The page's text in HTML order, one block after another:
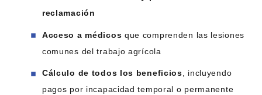
reclamación
Acceso a médicos que comprenden las lesiones
comunes del trabajo agrícola
Cálculo de todos los beneficios, incluyendo
pagos por incapacidad temporal o permanente